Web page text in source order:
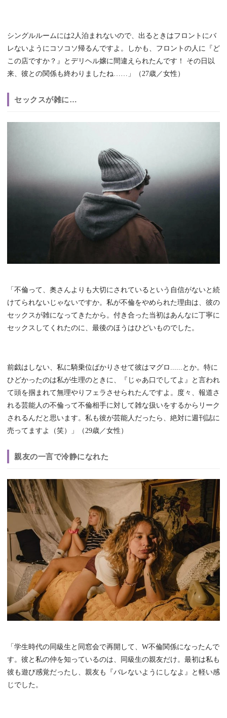
シングルルームには2人泊まれないので、出るときはフロントにバ
レないようにコソコソ帰るんですよ。しかも、フロントの人に『ど
この店ですか？』とデリヘル嬢に間違えられたんです！ その日以
来、彼との関係も終わりましたね……」（27歳／女性）
セックスが雑に…
「不倫って、奥さんよりも大切にされているという自信がないと続
けてられないじゃないですか。私が不倫をやめられた理由は、彼の
セックスが雑になってきたから。付き合った当初はあんなに丁寧に
セックスしてくれたのに、最後のほうはひどいものでした。
前戯はしない、私に騎乗位ばかりさせて彼はマグロ......とか。特に
ひどかったのは私が生理のときに、『じゃあ口でしてよ』と言われ
て頭を掴まれて無理やりフェラさせられたんですよ。度々、報道さ
れる芸能人の不倫って不倫相手に対して雑な扱いをするからリーク
されるんだと思います。私も彼が芸能人だったら、絶対に週刊誌に
売ってますよ（笑）」（29歳／女性）
親友の一言で冷静になれた
「学生時代の同級生と同窓会で再開して、W不倫関係になったんで
す。彼と私の仲を知っているのは、同級生の親友だけ。最初は私も
彼も遊び感覚だったし、親友も『バレないようにしなよ』と軽い感
じでした。